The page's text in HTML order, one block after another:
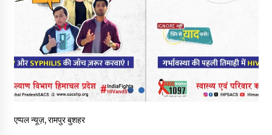
शिक्षा निदेशालय ने जारी किया स्पष्टीकरण
05/08/2026
देहरा पुलिस की बड़ी कार्रवाई- 90 लाख नकद और 2 करोड़के सोने के
आभूषण बरामद, 7 आरोपी गिरफ्तार
05/08/2026
से बैलेंस कार्य का अवार्ड जारी : हर्ष महाजन
एप्पल न्यूज़, रामपुर बुशहर